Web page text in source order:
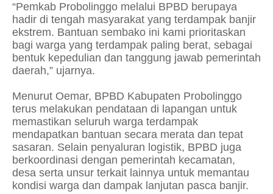
“Pemkab Probolinggo melalui BPBD berupaya
hadir di tengah masyarakat yang terdampak banjir
ekstrem. Bantuan sembako ini kami prioritaskan
bagi warga yang terdampak paling berat, sebagai
bentuk kepedulian dan tanggung jawab pemerintah
daerah,” ujarnya.
Menurut Oemar, BPBD Kabupaten Probolinggo
terus melakukan pendataan di lapangan untuk
memastikan seluruh warga terdampak
mendapatkan bantuan secara merata dan tepat
sasaran. Selain penyaluran logistik, BPBD juga
berkoordinasi dengan pemerintah kecamatan,
desa serta unsur terkait lainnya untuk memantau
kondisi warga dan dampak lanjutan pasca banjir.